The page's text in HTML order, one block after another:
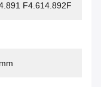
F4.614.892F